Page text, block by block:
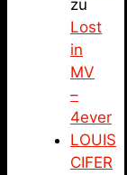
zu
Lost
in
MV
–
4ever
LOUIS
CIFER